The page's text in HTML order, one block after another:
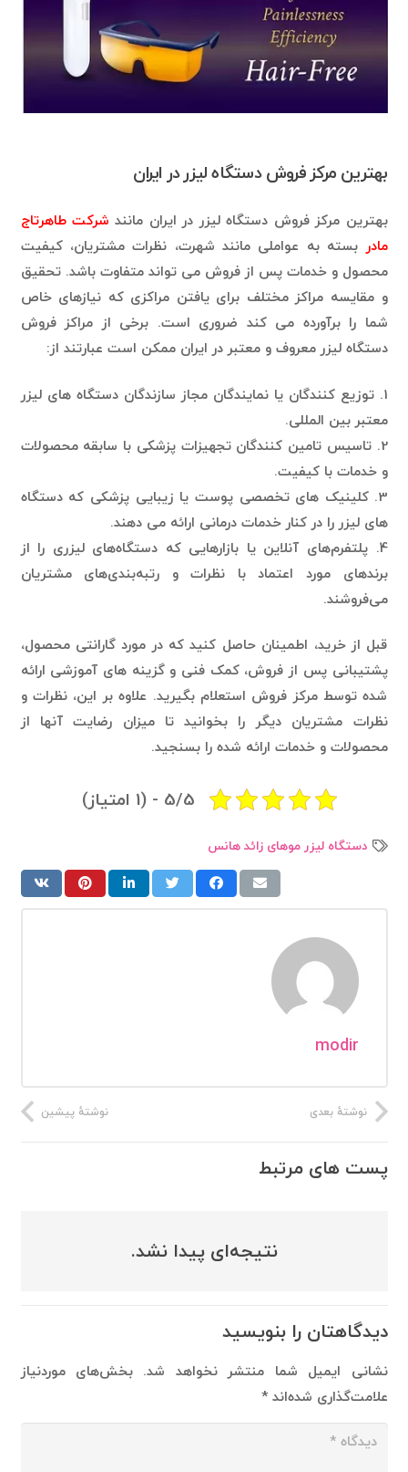
بهترین مرکز فروش دستگاه لیزر در ایران
بهترین مرکز فروش دستگاه لیزر در ایران مانند شرکت طاهرتاج
مادربسته به عواملی مانند شهرت، نظرات مشتریان، کیفیت
محصول و خدمات پس از فروش می تواند متفاوت باشد. تحقیق
و مقایسه مراکز مختلف برای یافتن مراکزی که نیازهای خاص
شما را برآورده می کند ضروری است. برخی از مراکز فروش
دستگاه لیزر معروف و معتبر در ایران ممکن است عبارتند از:
1. توزیع کنندگان یا نمایندگان مجاز سازندگان دستگاه های لیزر
معتبر بین المللی.
2. تاسیس تامین کنندگان تجهیزات پزشکی با سابقه محصولات
و خدمات با کیفیت.
3. کلینیک های تخصصی پوست یا زیبایی پزشکی که دستگاه
های لیزر را در کنار خدمات درمانی ارائه می دهند.
4. پلتفرم‌های آنلاین یا بازارهایی که دستگاه‌های لیزری را از
برندهای مورد اعتماد با نظرات و رتبه‌بندی‌های مشتریان
می‌فروشند.
قبل از خرید، اطمینان حاصل کنید که در مورد گارانتی محصول،
پشتیبانی پس از فروش، کمک فنی و گزینه های آموزشی ارائه
شده توسط مرکز فروش استعلام بگیرید. علاوه بر این، نظرات و
نظرات مشتریان دیگر را بخوانید تا میزان رضایت آنها از
محصولات و خدمات ارائه شده را بسنجید.
5/5 - (1 امتیاز)
دستگاه لیزر موهای زائد هانس
modir
نوشتهٔ پیشین نوشتهٔ بعدی
پست های مرتبط
نتیجه‌ای پیدا نشد.
دیدگاهتان را بنویسید
نشانی ایمیل شما منتشر نخواهد شد. بخش‌های موردنیاز
علامت‌گذاری شده‌اند*